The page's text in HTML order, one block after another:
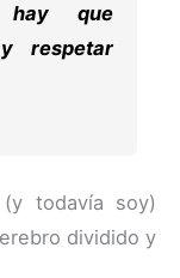
hay que
respetar
todavía soy)
dividido y